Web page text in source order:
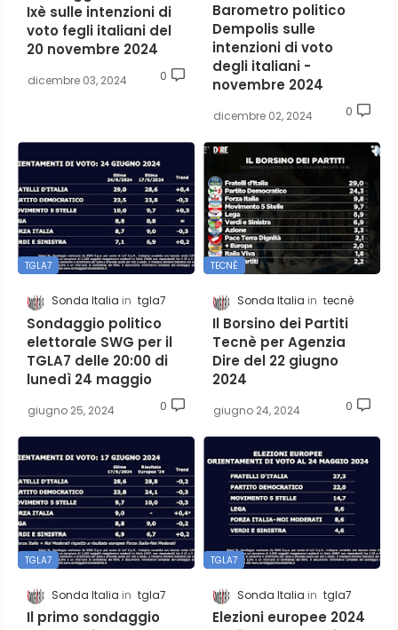
Ixè sulle intenzioni di
voto fegli italiani del
20 novembre 2024
dicembre 03, 2024 0
Barometro politico
Dempolis sulle
intenzioni di voto
degli italiani -
novembre 2024
dicembre 02, 2024 0
TGLA7
Sonda Italia tgla7
Sondaggio politico
elettorale SWG per il
TGLA7 delle 20:00 di
lunedì 24 maggio
giugno 25, 2024 0
TECNÈ
Sonda Italia tecnè
Il Borsino dei Partiti
Tecnè per Agenzia
Dire del 22 giugno
2024
giugno 24, 2024 0
TGLA7
Sonda Italia tgla7
Il primo sondaggio
TGLA7
Sonda Italia tgla7
Elezioni europee 2024